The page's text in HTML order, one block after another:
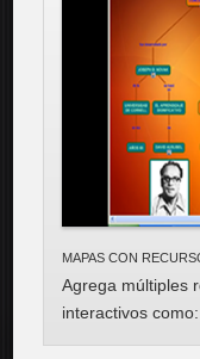
MAPAS CON
Agrega múltiples
interactivos como: